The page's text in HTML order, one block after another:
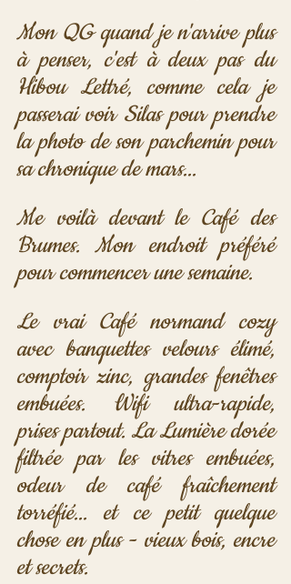
Mon QG quand je n'arrive plus
à penser, c'est à deux pas du
Hibou Lettré, comme cela je
passerai voir Silas pour prendre
la photo de son parchemin pour
sa chronique de mars...
Me voilà devant le Café des
Brumes. Mon endroit préféré
pour commencer une semaine.
Le vrai Café normand cozy
avec banquettes velours élimé,
comptoir zinc, grandes fenêtres
embuées. Wifi ultra-rapide,
prises partout. La Lumière dorée
filtrée par les vitres embuées,
odeur de café fraîchement
torréfié... et ce petit quelque
chose en plus - vieux bois, encre
et secrets.